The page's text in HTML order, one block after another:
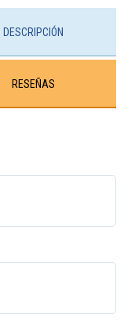
DESCRIPCIÓN
RESEÑAS